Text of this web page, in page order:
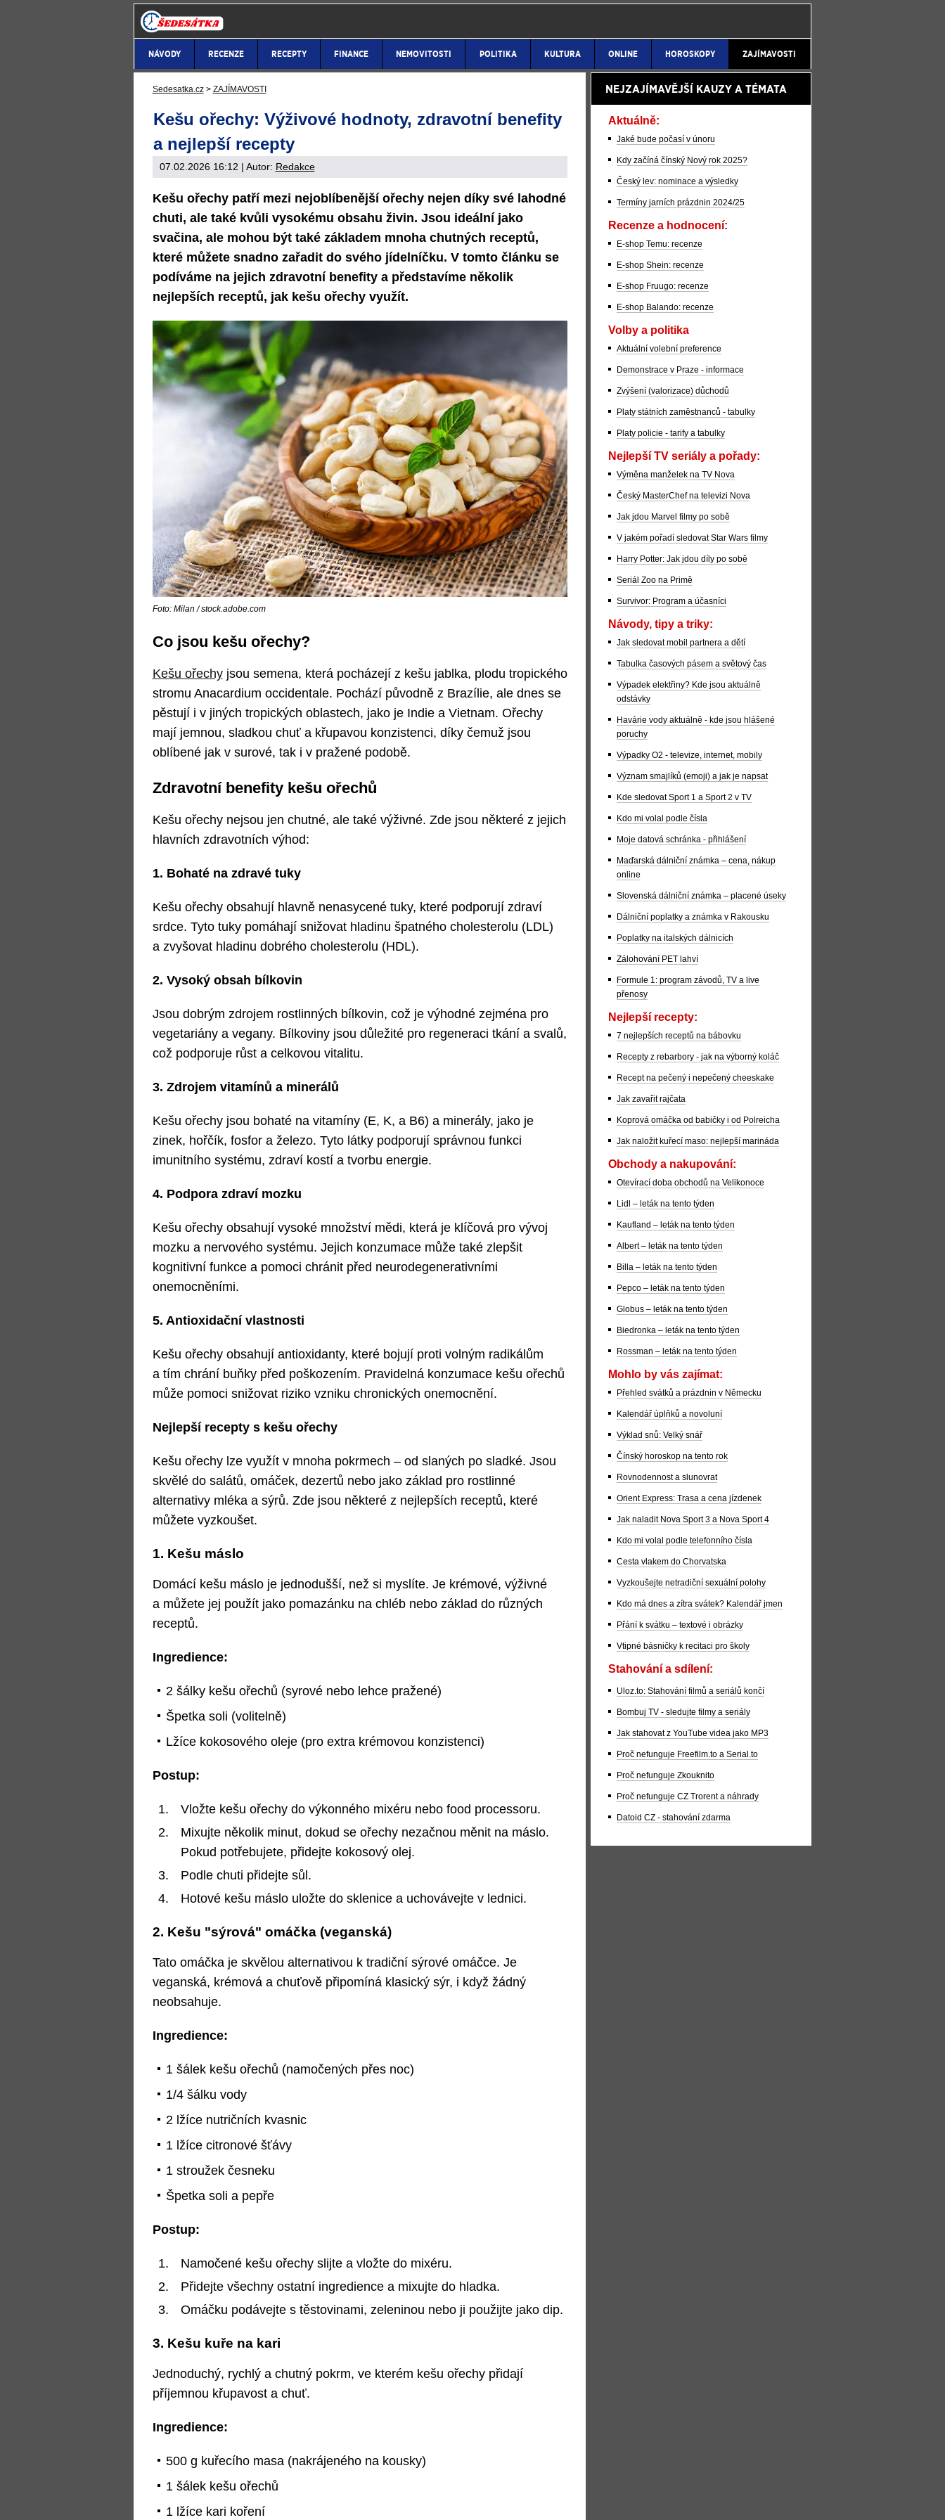
NÁVODY RECENZE RECEPTY FINANCE NEMOVITOSTI POLITIKA KULTURA ONLINE HOROSKOPY ZAJÍMAVOSTI
Sedesatka.cz > ZAJÍMAVOSTI
Kešu ořechy: Výživové hodnoty, zdravotní benefity
a nejlepší recepty
07.02.2026 16:12 | Autor: Redakce
Kešu ořechy patří mezi nejoblíbenější ořechy nejen díky své lahodné
chuti, ale také kvůli vysokému obsahu živin. Jsou ideální jako
svačina, ale mohou být také základem mnoha chutných receptů,
které můžete snadno zařadit do svého jídelníčku. V tomto článku se
podíváme na jejich zdravotní benefity a představíme několik
nejlepších receptů, jak kešu ořechy využít.
Foto: Milan / stock.adobe.com
Co jsou kešu ořechy?
Kešu ořechyjsou semena, která pocházejí z kešu jablka, plodu tropického
stromu Anacardium occidentale. Pochází původně z Brazílie, ale dnes se
pěstují i v jiných tropických oblastech, jako je Indie a Vietnam. Ořechy
mají jemnou, sladkou chuť a křupavou konzistenci, díky čemuž jsou
oblíbené jak v surové, tak i v pražené podobě.
Zdravotní benefity kešu ořechů
Kešu ořechy nejsou jen chutné, ale také výživné. Zde jsou některé z jejich
hlavních zdravotních výhod:
1. Bohaté na zdravé tuky
Kešu ořechy obsahují hlavně nenasycené tuky, které podporují zdraví
srdce. Tyto tuky pomáhají snižovat hladinu špatného cholesterolu (LDL)
a zvyšovat hladinu dobrého cholesterolu (HDL).
2. Vysoký obsah bílkovin
Jsou dobrým zdrojem rostlinných bílkovin, což je výhodné zejména pro
vegetariány a vegany. Bílkoviny jsou důležité pro regeneraci tkání a svalů,
což podporuje růst a celkovou vitalitu.
3. Zdrojem vitamínů a minerálů
Kešu ořechy jsou bohaté na vitamíny (E, K, a B6) a minerály, jako je
zinek, hořčík, fosfor a železo. Tyto látky podporují správnou funkci
imunitního systému, zdraví kostí a tvorbu energie.
4. Podpora zdraví mozku
Kešu ořechy obsahují vysoké množství mědi, která je klíčová pro vývoj
mozku a nervového systému. Jejich konzumace může také zlepšit
kognitivní funkce a pomoci chránit před neurodegenerativními
onemocněními.
5. Antioxidační vlastnosti
Kešu ořechy obsahují antioxidanty, které bojují proti volným radikálům
a tím chrání buňky před poškozením. Pravidelná konzumace kešu ořechů
může pomoci snižovat riziko vzniku chronických onemocnění.
Nejlepší recepty s kešu ořechy
Kešu ořechy lze využít v mnoha pokrmech – od slaných po sladké. Jsou
skvělé do salátů, omáček, dezertů nebo jako základ pro rostlinné
alternativy mléka a sýrů. Zde jsou některé z nejlepších receptů, které
můžete vyzkoušet.
1. Kešu máslo
Domácí kešu máslo je jednodušší, než si myslíte. Je krémové, výživné
a můžete jej použít jako pomazánku na chléb nebo základ do různých
receptů.
Ingredience:
2 šálky kešu ořechů (syrové nebo lehce pražené)
Špetka soli (volitelně)
Lžíce kokosového oleje (pro extra krémovou konzistenci)
Postup:
Vložte kešu ořechy do výkonného mixéru nebo food processoru.
Mixujte několik minut, dokud se ořechy nezačnou měnit na máslo.
Pokud potřebujete, přidejte kokosový olej.
Podle chuti přidejte sůl.
Hotové kešu máslo uložte do sklenice a uchovávejte v lednici.
2. Kešu "sýrová" omáčka (veganská)
Tato omáčka je skvělou alternativou k tradiční sýrové omáčce. Je
veganská, krémová a chuťově připomíná klasický sýr, i když žádný
neobsahuje.
Ingredience:
1 šálek kešu ořechů (namočených přes noc)
1/4 šálku vody
2 lžíce nutričních kvasnic
1 lžíce citronové šťávy
1 stroužek česneku
Špetka soli a pepře
Postup:
Namočené kešu ořechy slijte a vložte do mixéru.
Přidejte všechny ostatní ingredience a mixujte do hladka.
Omáčku podávejte s těstovinami, zeleninou nebo ji použijte jako dip.
3. Kešu kuře na kari
Jednoduchý, rychlý a chutný pokrm, ve kterém kešu ořechy přidají
příjemnou křupavost a chuť.
Ingredience:
500 g kuřecího masa (nakrájeného na kousky)
1 šálek kešu ořechů
1 lžíce kari koření
NEJZAJÍMAVĚJŠÍ KAUZY A TÉMATA
Aktuálně:
Jaké bude počasí v únoru
Kdy začíná čínský Nový rok 2025?
Český lev: nominace a výsledky
Termíny jarních prázdnin 2024/25
Recenze a hodnocení:
E-shop Temu: recenze
E-shop Shein: recenze
E-shop Fruugo: recenze
E-shop Balando: recenze
Volby a politika
Aktuální volební preference
Demonstrace v Praze - informace
Zvýšení (valorizace) důchodů
Platy státních zaměstnanců - tabulky
Platy policie - tarify a tabulky
Nejlepší TV seriály a pořady:
Výměna manželek na TV Nova
Český MasterChef na televizi Nova
Jak jdou Marvel filmy po sobě
V jakém pořadí sledovat Star Wars filmy
Harry Potter: Jak jdou díly po sobě
Seriál Zoo na Primě
Survivor: Program a účasníci
Návody, tipy a triky:
Jak sledovat mobil partnera a dětí
Tabulka časových pásem a světový čas
Výpadek elektřiny? Kde jsou aktuálně
odstávky
Havárie vody aktuálně - kde jsou hlášené
poruchy
Výpadky O2 - televize, internet, mobily
Význam smajlíků (emoji) a jak je napsat
Kde sledovat Sport 1 a Sport 2 v TV
Kdo mi volal podle čísla
Moje datová schránka - přihlášení
Maďarská dálniční známka – cena, nákup
online
Slovenská dálniční známka – placené úseky
Dálniční poplatky a známka v Rakousku
Poplatky na italských dálnicích
Zálohování PET lahví
Formule 1: program závodů, TV a live
přenosy
Nejlepší recepty:
7 nejlepších receptů na bábovku
Recepty z rebarbory - jak na výborný koláč
Recept na pečený i nepečený cheeskake
Jak zavařit rajčata
Koprová omáčka od babičky i od Polreicha
Jak naložit kuřecí maso: nejlepší marináda
Obchody a nakupování:
Otevírací doba obchodů na Velikonoce
Lidl – leták na tento týden
Kaufland – leták na tento týden
Albert – leták na tento týden
Billa – leták na tento týden
Pepco – leták na tento týden
Globus – leták na tento týden
Biedronka – leták na tento týden
Rossman – leták na tento týden
Mohlo by vás zajímat:
Přehled svátků a prázdnin v Německu
Kalendář úplňků a novoluní
Výklad snů: Velký snář
Čínský horoskop na tento rok
Rovnodennost a slunovrat
Orient Express: Trasa a cena jízdenek
Jak naladit Nova Sport 3 a Nova Sport 4
Kdo mi volal podle telefonního čísla
Cesta vlakem do Chorvatska
Vyzkoušejte netradiční sexuální polohy
Kdo má dnes a zítra svátek? Kalendář jmen
Přání k svátku – textové i obrázky
Vtipné básničky k recitaci pro školy
Stahování a sdílení:
Uloz.to: Stahování filmů a seriálů končí
Bombuj TV - sledujte filmy a seriály
Jak stahovat z YouTube videa jako MP3
Proč nefunguje Freefilm.to a Serial.to
Proč nefunguje Zkouknito
Proč nefunguje CZ Trorent a náhrady
Datoid CZ - stahování zdarma